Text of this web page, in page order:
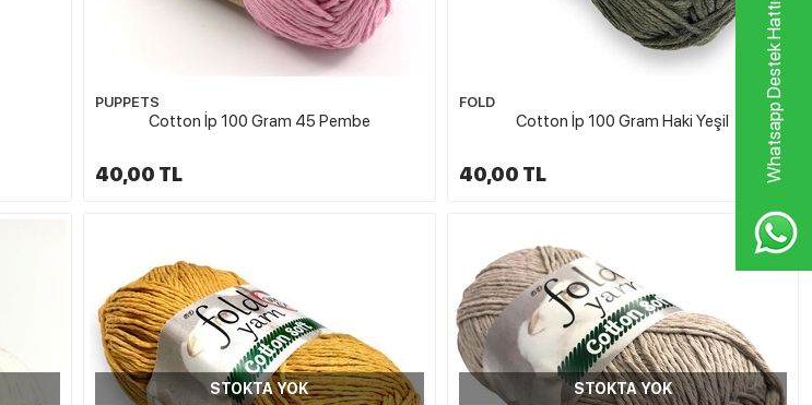
Whatsapp Destek Hattı
PUPPETS
Cotton İp 100 Gram 45 Pembe
40,00 TL
FOLD
Cotton İp 100 Gram Haki Yeşil
40,00 TL
STOKTA YOK STOKTA YOK